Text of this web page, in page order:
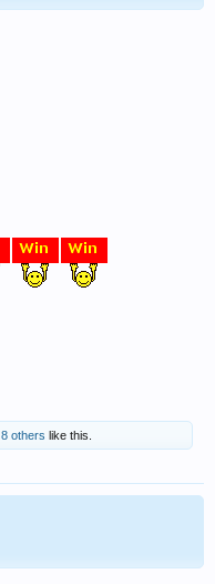
8 others like this.